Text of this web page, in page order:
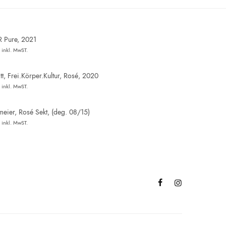
Pure, 2021
inkl. MwST.
Frei.Körper.Kultur, Rosé, 2020
inkl. MwST.
Rosé Sekt, (deg. 08/15)
inkl. MwST.